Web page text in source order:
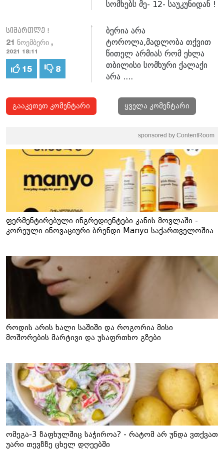
სომხებს მე- 12- საუკუნიდან !
სიმართლე !
21 ნოემბერი ,
2021 18:11
15 8
ბერია არა
ტოროლა,მადლობა თქვით
წითელ არმიას რომ ეხლა
თბილისი სომხური ქალაქი
არა ....
გააკეთეთ კომენტარი ყველა კომენტარი
sponsored by ContentRoom
ფერმენტირებული ინგრედიენტები კანის მოვლაში -
კორეული ინოვაციური ბრენდი Manyo საქართველოშია
როდის არის ხალი საშიში და როგორია მისი
მოშორების მარტივი და უსაფრთხო გზები
ომეგა-3 ზაფხულშიც საჭიროა? - რატომ არ უნდა ვთქვათ
უარი თევზზე ცხელ დღეებში